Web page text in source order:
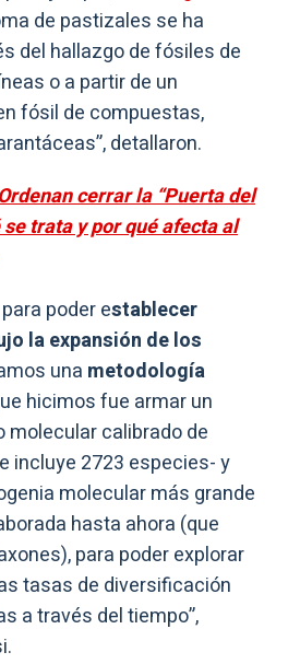
de pastizales se ha
del hallazgo de fósiles de
o a partir de un
fósil de compuestas,
detallaron.
cerrar la “Puerta del
trata y por qué afecta al
poder establecer
la expansión de los
una metodología
hicimos fue armar un
molecular calibrado de
incluye 2723 especies- y
molecular más grande
hasta ahora (que
para poder explorar
tasas de diversificación
a través del tiempo”,